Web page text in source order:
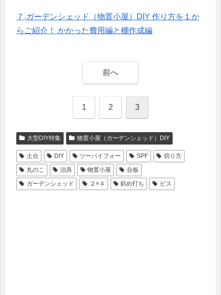
７,ガーデンシェッド（物置小屋）DIY 作り方を１か
らご紹介！ かかった費用編と棚作成編
前へ
1 2 3
大型DIY特集 物置小屋（ガーデンシェッド）DIY
土台 DIY ツーバイフォー SPF
切り方
丸のこ
治具 物置小屋
合板
ガーデンシェッド
２×４ 斜め打ち ビス